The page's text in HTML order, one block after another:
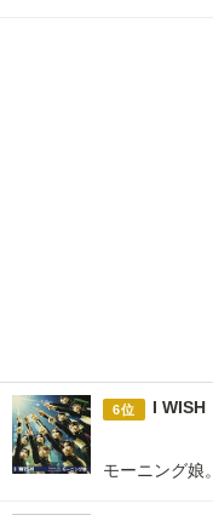
6位 I WISH
モーニング娘。